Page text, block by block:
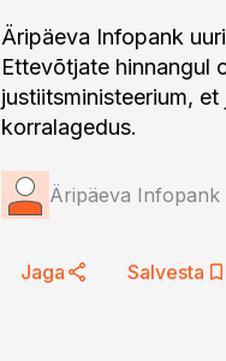
Äripäeva Infopank
Ettevõtjate hinnangul
justiitsministeerium,
korralagedus.
Äripäeva Infopank
Jaga Salvesta